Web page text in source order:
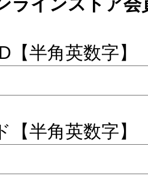
【半角英数字】
【半角英数字】